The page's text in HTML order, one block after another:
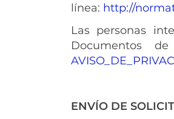
línea: http://
Las personas
Documentos
ENVÍO DE